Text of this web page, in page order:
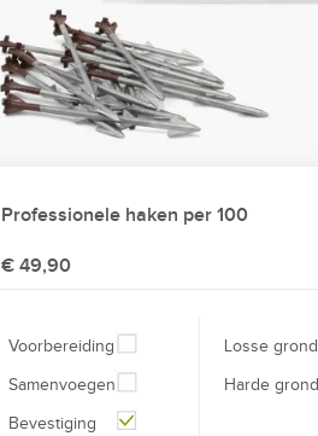
Professionele haken per 100
€ 49,90
Voorbereiding
Samenvoegen
Bevestiging
Losse grond
Harde grond